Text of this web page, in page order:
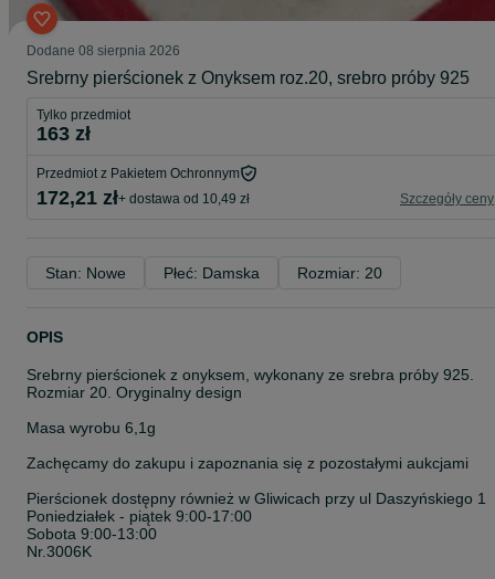
Dodane 08 sierpnia 2026
Srebrny pierścionek z Onyksem roz.20, srebro próby 925
Tylko przedmiot
163 zł
Przedmiot z Pakietem Ochronnym
172,21 zł+ dostawa od 10,49 zł Szczegóły ceny
Stan: Nowe Płeć: Damska Rozmiar: 20
OPIS
Srebrny pierścionek z onyksem, wykonany ze srebra próby 925.
Rozmiar 20. Oryginalny design
Masa wyrobu 6,1g
Zachęcamy do zakupu i zapoznania się z pozostałymi aukcjami
Pierścionek dostępny również w Gliwicach przy ul Daszyńskiego 1
Poniedziałek - piątek 9:00-17:00
Sobota 9:00-13:00
Nr.3006K